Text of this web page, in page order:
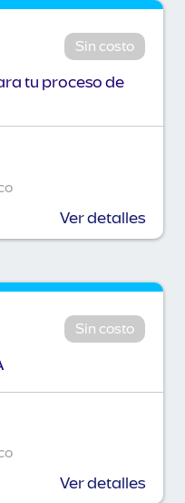
Sin costo
tu proceso de
Ver detalles
Sin costo
Ver detalles